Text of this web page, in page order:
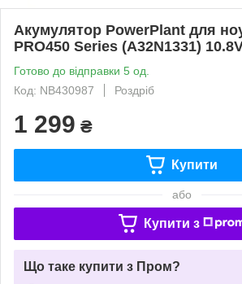
Акумулятор PowerPlant для
PRO450 Series (A32N1331)
Готово до відправки 5 од.
Код: NB430987
Роздріб
1 299 ₴
Купити
або
Купити з
Що таке купити з Пром?